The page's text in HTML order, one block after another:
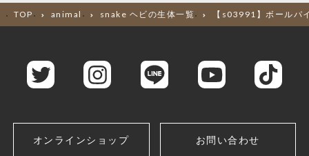
TOP animal snake ヘビの生体一覧 【s03991】ボールパ
オンラインショップ お問い合わせ